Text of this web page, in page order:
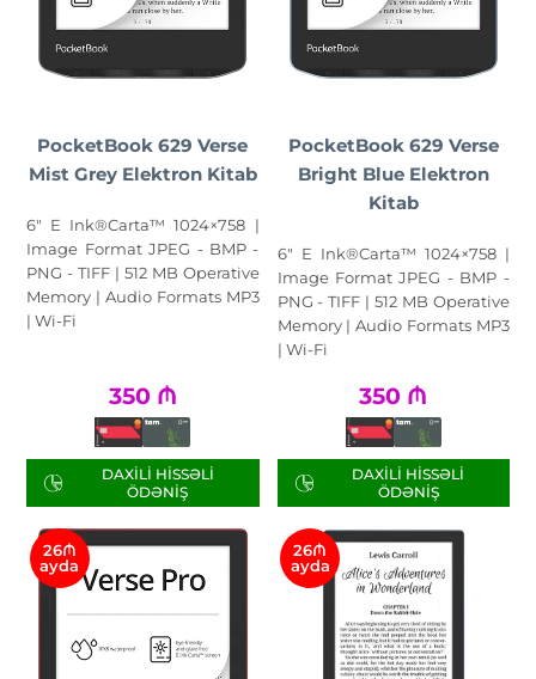
PocketBook 629 Verse
Mist Grey Elektron Kitab
6" E Ink®Carta™ 1024×758 |
Image Format JPEG - BMP -
PNG - TIFF | 512 MB Operative
Memory | Audio Formats MP3
| Wi-Fi
350 ₼
DAXILI HISSƏLI
ÖDƏNIŞ
PocketBook 629 Verse
Bright Blue Elektron
Kitab
6" E Ink®Carta™ 1024×758 |
Image Format JPEG - BMP -
PNG - TIFF | 512 MB Operative
Memory | Audio Formats MP3
| Wi-Fi
350 ₼
DAXILI HISSƏLI
ÖDƏNIŞ
26₼
ayda
26₼
ayda